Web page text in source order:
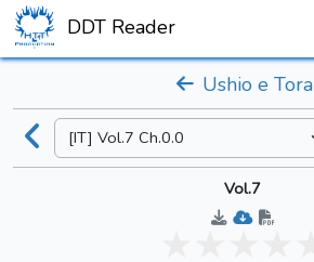
DDT Reader
Ushio e Tora
Vol.7